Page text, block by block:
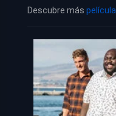
Descubre más